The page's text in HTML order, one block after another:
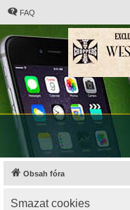
FAQ
Obsah fóra
Smazat cookies